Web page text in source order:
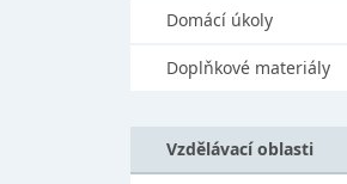
Domácí úkoly
Doplňkové materiály
Vzdělávací oblasti